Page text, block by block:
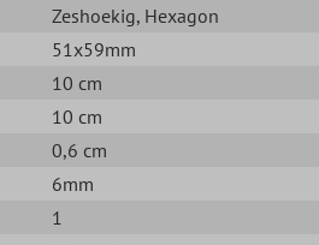
Zeshoekig, Hexagon
51x59mm
10 cm
10 cm
0,6 cm
6mm
1